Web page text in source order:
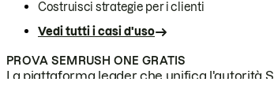
Costruisci strategie per i clienti
Vedi tutti i casi d'uso
PROVA SEMRUSH ONE GRATIS
La piattaforma leader che unifica l'autorità